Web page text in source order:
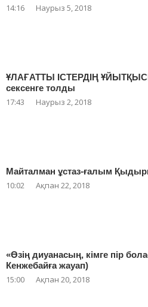
14:16 Наурыз 5, 2018
ҰЛАҒАТТЫ ІСТЕРДІҢ
сексенге толды
17:43 Наурыз 2, 2018
Майталман ұстаз-ғалым
10:02 Ақпан 22, 2018
«Өзің диуанасың, кімге пір
Кенжебайға жауап)
15:00 Ақпан 20, 2018